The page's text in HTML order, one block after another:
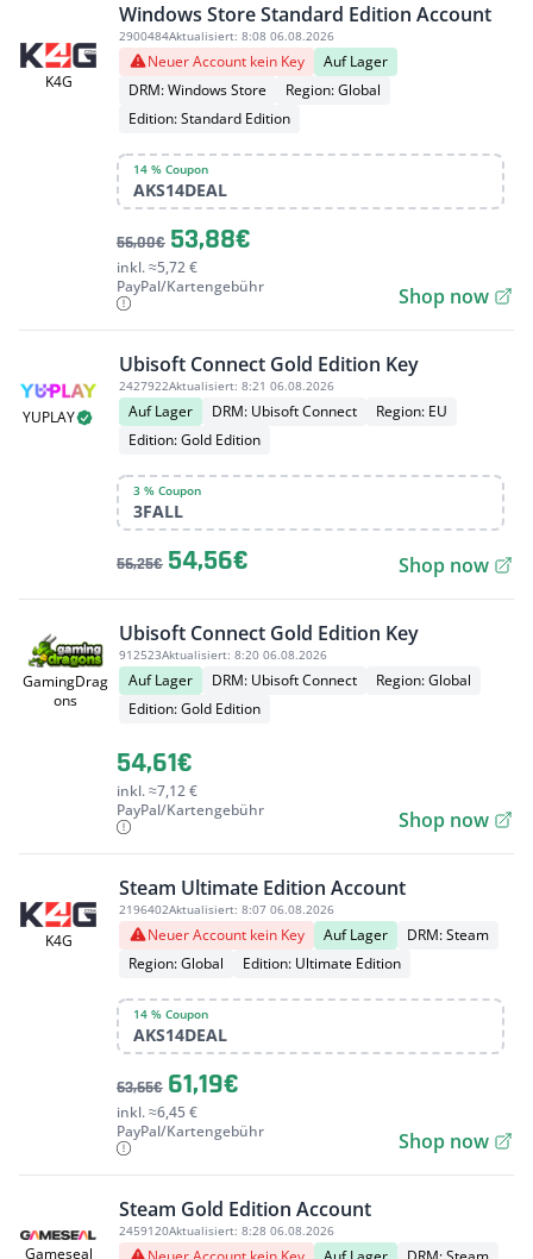
K4G
Windows Store Standard Edition Account
2900484Aktualisiert: 8:08 06.08.2026
Neuer Account kein Key
Auf Lager
DRM: Windows Store
Region: Global
Edition: Standard Edition
14 % Coupon
AKS14DEAL
56,00€ 53,88€
inkl. ≈5,72 €
PayPal/Kartengebühr
Shop now
YUPLAY
Ubisoft Connect Gold Edition Key
2427922Aktualisiert: 8:21 06.08.2026
Auf Lager DRM: Ubisoft Connect
Region: EU
Edition: Gold Edition
3 % Coupon
3FALL
56,25€ 54,56€ Shop now
GamingDrag
ons
Ubisoft Connect Gold Edition Key
912523Aktualisiert: 8:20 06.08.2026
Auf Lager DRM: Ubisoft Connect
Region: Global
Edition: Gold Edition
54,61€
inkl. ≈7,12 €
PayPal/Kartengebühr
Shop now
K4G
Steam Ultimate Edition Account
2196402Aktualisiert: 8:07 06.08.2026
Neuer Account kein Key Auf Lager
DRM: Steam
Region: Global
Edition: Ultimate Edition
14 % Coupon
AKS14DEAL
63,65€ 61,19€
inkl. ≈6,45 €
PayPal/Kartengebühr
Shop now
Gameseal
Steam Gold Edition Account
2459120Aktualisiert: 8:28 06.08.2026